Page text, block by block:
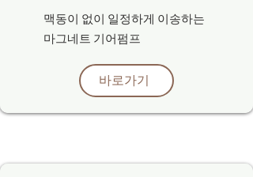
맥동이 없이 ​일정하게 이송하는
​마그네트 기어펌프
바로가기